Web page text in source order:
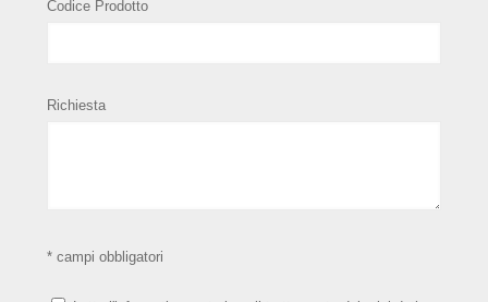
Codice Prodotto
Richiesta
* campi obbligatori